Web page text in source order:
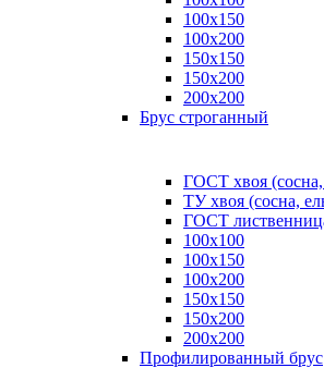
100x150
100x200
150x150
150x200
200x200
Брус строганный
ГОСТ хвоя (сосна,
ТУ хвоя (сосна,
ГОСТ
100х100
100х150
100х200
150х150
150х200
200х200
Профилированный брус